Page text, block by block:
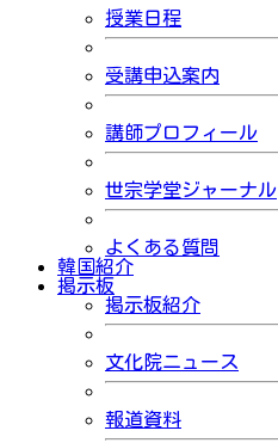
授業日程
受講申込案内
講師プロフィール
世宗学堂ジャーナル
よくある質問
韓国紹介
掲示板
掲示板紹介
文化院ニュース
報道資料